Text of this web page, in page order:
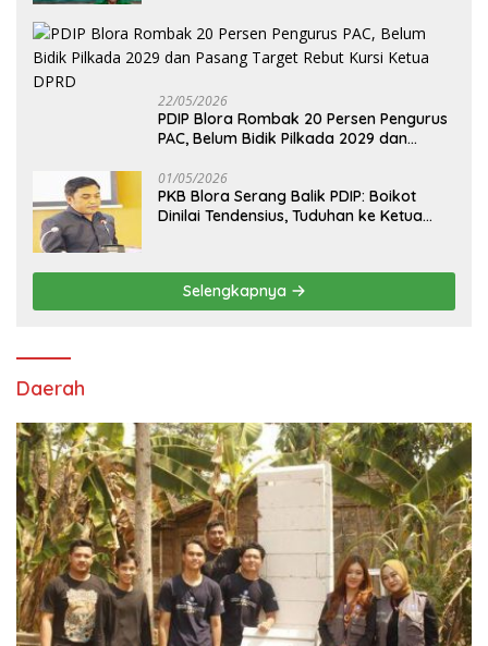
22/05/2026
PDIP Blora Rombak 20 Persen Pengurus
PAC, Belum Bidik Pilkada 2029 dan
01/05/2026
PKB Blora Serang Balik PDIP: Boikot
Dinilai Tendensius, Tuduhan ke Ketua
Selengkapnya
Daerah